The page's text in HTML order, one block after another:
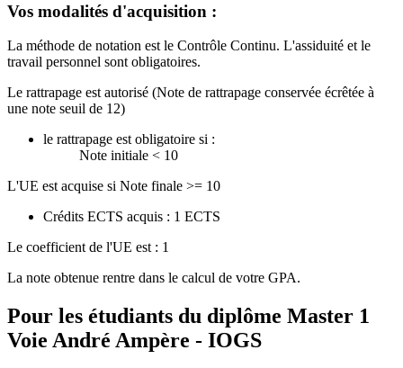
Vos modalités d'acquisition :
La méthode de notation est le Contrôle Continu. L'assiduité et le
travail personnel sont obligatoires.
Le rattrapage est autorisé (Note de rattrapage conservée écrêtée à
une note seuil de 12)
le rattrapage est obligatoire si :
Note initiale < 10
L'UE est acquise si Note finale >= 10
Crédits ECTS acquis : 1 ECTS
Le coefficient de l'UE est : 1
La note obtenue rentre dans le calcul de votre GPA.
Pour les étudiants du diplôme Master 1
Voie André Ampère - IOGS